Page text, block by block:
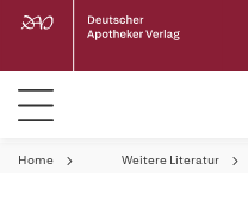
Home Weitere Literatur